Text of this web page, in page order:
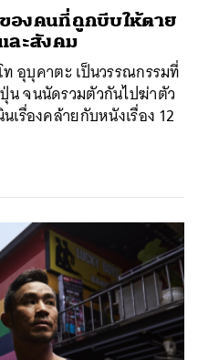
องคนที่ถูกบีบให้ตาย
ละสังคม
อุบุคาตะ เป็นวรรณกรรมที่
จนนัดรวมตัวกันไปฆ่าตัว
เรื่องคล้ายกับหนังเรื่อง 12